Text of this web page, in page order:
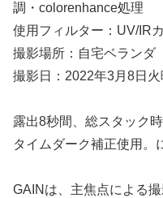
調・colorenhance処理
使用フィルター：UV/IR
撮影場所：自宅ベランダ
撮影日：2022年3月8日火
露出8秒間、総スタック
タイムダーク補正使用。
GAINは、主焦点による